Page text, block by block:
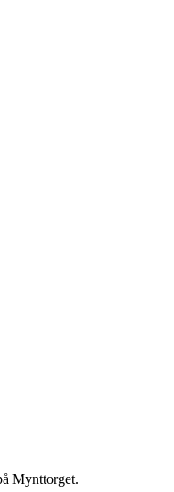
Mynttorget.